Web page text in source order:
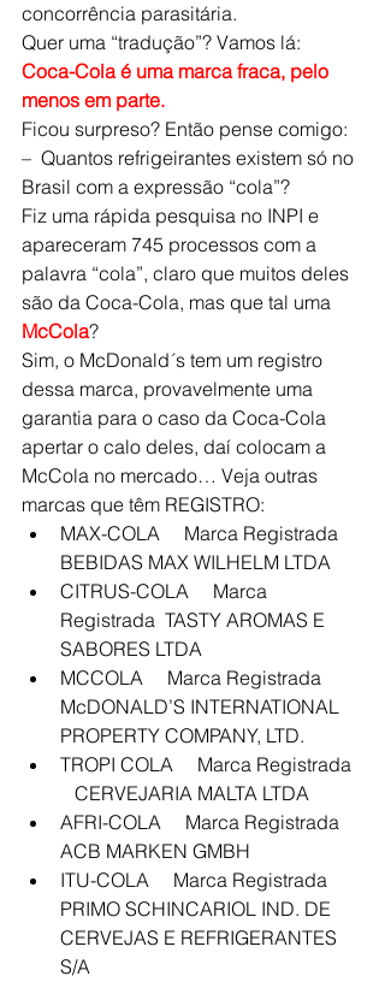
concorrência parasitária.
Quer uma “tradução”? Vamos lá:
Coca-Cola é uma marca fraca, pelo
menos em parte.
Ficou surpreso? Então pense comigo:
–  Quantos refrigeirantes existem só no
Brasil com a expressão “cola”?
Fiz uma rápida pesquisa no INPI e
apareceram 745 processos com a
palavra “cola”, claro que muitos deles
são da Coca-Cola, mas que tal uma
McCola?
Sim, o McDonald´s tem um registro
dessa marca, provavelmente uma
garantia para o caso da Coca-Cola
apertar o calo deles, daí colocam a
McCola no mercado… Veja outras
marcas que têm REGISTRO:
MAX-COLA     Marca Registrada
BEBIDAS MAX WILHELM LTDA
CITRUS-COLA     Marca
Registrada  TASTY AROMAS E
SABORES LTDA
MCCOLA     Marca Registrada
McDONALD’S INTERNATIONAL
PROPERTY COMPANY, LTD.
TROPI COLA     Marca Registrada
   CERVEJARIA MALTA LTDA
AFRI-COLA     Marca Registrada
ACB MARKEN GMBH
ITU-COLA     Marca Registrada
PRIMO SCHINCARIOL IND. DE
CERVEJAS E REFRIGERANTES
S/A